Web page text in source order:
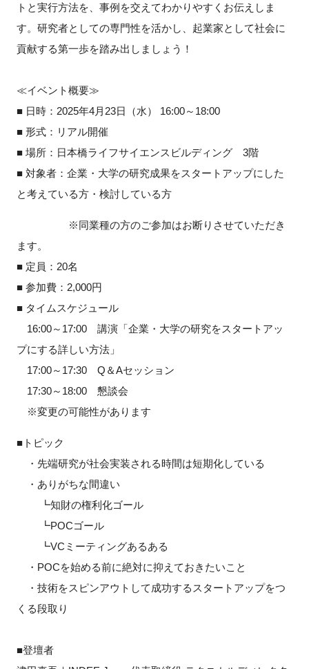
閉じる
トと実行方法を、事例を交えてわかりやすくお伝えしま
す。研究者としての専門性を活かし、起業家として社会に
貢献する第一歩を踏み出しましょう！
≪イベント概要≫
■ 日時：2025年4月23日（水） 16:00～18:00
■ 形式：リアル開催
■ 場所：日本橋ライフサイエンスビルディング 3階
■ 対象者：企業・大学の研究成果をスタートアップにした
と考えている方・検討している方
※同業種の方のご参加はお断りさせていただき
ます。
■ 定員：20名
■ 参加費：2,000円
■ タイムスケジュール
16:00～17:00 講演「企業・大学の研究をスタートアッ
プにする詳しい方法」
17:00～17:30 Q＆Aセッション
17:30～18:00 懇談会
※変更の可能性があります
■トピック
・先端研究が社会実装される時間は短期化している
・ありがちな間違い
┗知財の権利化ゴール
┗POCゴール
┗VCミーティングあるある
・POCを始める前に絶対に抑えておきたいこと
・技術をスピンアウトして成功するスタートアップをつ
くる段取り
■登壇者